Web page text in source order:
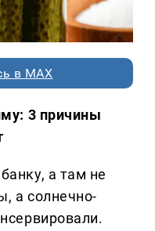
в MAX
3 причины
а там не
а солнечно-